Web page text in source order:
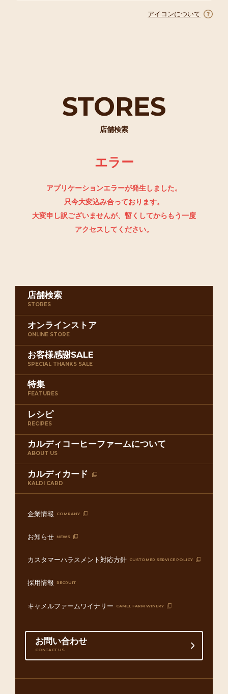
アイコンについて
STORES
店舗検索
エラー
アプリケーションエラーが発生しました。
只今大変込み合っております。
大変申し訳ございませんが、暫くしてからもう一度
アクセスしてください。
店舗検索
STORES
オンラインストア
ONLINE STORE
お客様感謝SALE
SPECIAL THANKS SALE
特集
FEATURES
レシピ
RECIPES
カルディコーヒーファームについて
ABOUT US
カルディカード
KALDI CARD
企業情報 COMPANY
お知らせ NEWS
カスタマーハラスメント対応方針 CUSTOMER SERVICE POLICY
採用情報 RECRUIT
キャメルファームワイナリー CAMEL FARM WINERY
お問い合わせ
CONTACT US